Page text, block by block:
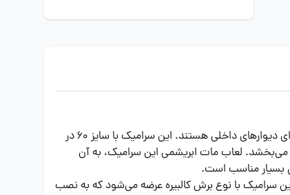
سرامیک دیوار ایفا سرام مدل کاترینا تیره با طراحی زیبا و کیفیت بالا، گزینه‌ای مناسب برای افرادی است که به دنبال محصولی شیک و مقاوم برای دیوارهای داخلی هستند. این سرامیک با سایز 60 در
مختلف می‌بخشد. لعاب مات ابریشمی این سرامیک، به آن
بسیار مناسب است.
همچنین، این سرامیک با نوع برش کالبیره عرضه می‌شود که به نصب